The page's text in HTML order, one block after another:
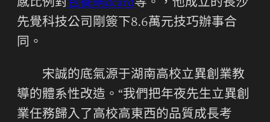
感比例對包養網dcard等。，他成立的長沙
先覺科技公司剛簽下8.6萬元技巧辦事合
同。
宋誠的底氣源于湖南高校立異創業教
導的體系性改造。“我們把年夜先生立異創
業任務歸入了高校高東西的品質成長考